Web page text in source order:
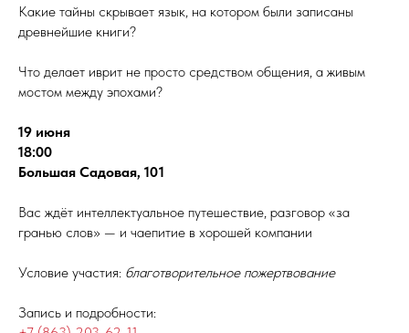
Какие тайны скрывает язык, на котором были записаны
древнейшие книги?
Что делает иврит не просто средством общения, а живым
мостом между эпохами?
19 июня
18:00
Большая Садовая, 101
Вас ждёт интеллектуальное путешествие, разговор «за
гранью слов» — и чаепитие в хорошей компании
Условие участия: благотворительное пожертвование
Запись и подробности: